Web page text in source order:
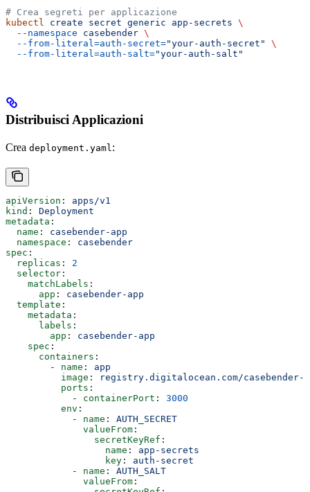
# Crea segreti per applicazione
kubectl
create secret generic app-secrets \
  --namespace
casebender \
  --from-literal=auth-secret=
"your-auth-secret"
\
  --from-literal=auth-salt=
"your-auth-salt"
Distribuisci Applicazioni
Crea deployment.yaml :
apiVersion : apps/v1
kind : Deployment
metadata :
  name
: casebender-app
  namespace
: casebender
spec :
  replicas
: 2
  selector
:
    matchLabels
:
      app
: casebender-app
  template
:
    metadata
:
      labels
:
        app
: casebender-app
    spec
:
      containers
:
        -
name : app
          image
:
registry.digitalocean.com/
          ports
:
            -
containerPort : 3000
          env
:
            -
name : AUTH_SECRET
              valueFrom
:
                secretKeyRef
:
                  name
: app-secrets
                  key
: auth-secret
            -
name : AUTH_SALT
              valueFrom
: